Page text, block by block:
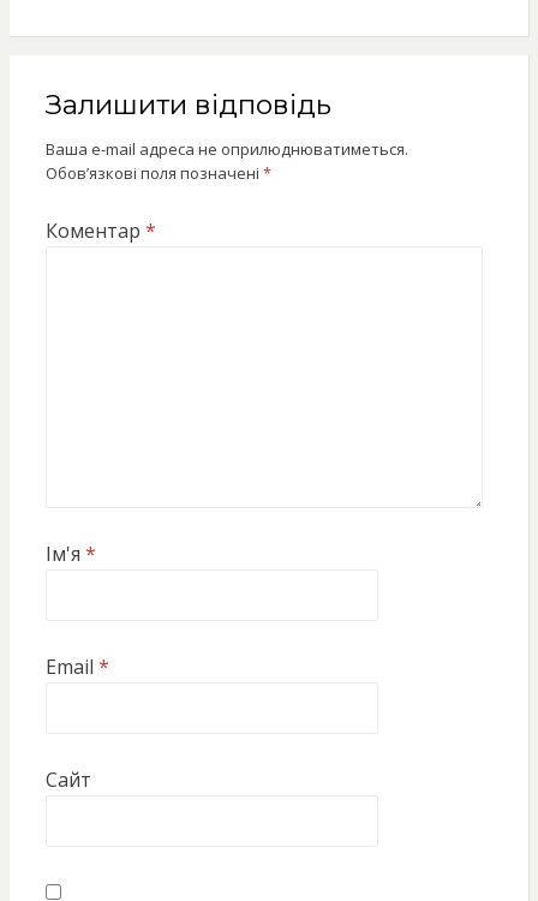
Залишити відповідь
Ваша e-mail адреса не оприлюднюватиметься.
Обов’язкові поля позначені *
Коментар *
Ім'я *
Email *
Сайт